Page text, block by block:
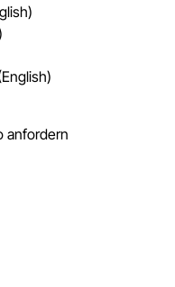
anfordern